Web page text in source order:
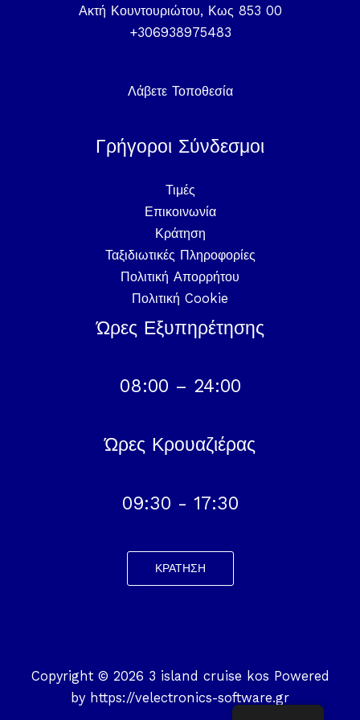
Ακτή Κουντουριώτου, Κως 853 00
+306938975483
Λάβετε Τοποθεσία
Γρήγοροι Σύνδεσμοι
Τιμές
Επικοινωνία
Κράτηση
Ταξιδιωτικές Πληροφορίες
Πολιτική Απορρήτου
Πολιτική Cookie
Ώρες Εξυπηρέτησης
08:00 – 24:00
Ώρες Κρουαζιέρας
09:30 - 17:30
ΚΡΆΤΗΣΗ
Copyright © 2026 3 island cruise kos Powered
by https://velectronics-software.gr